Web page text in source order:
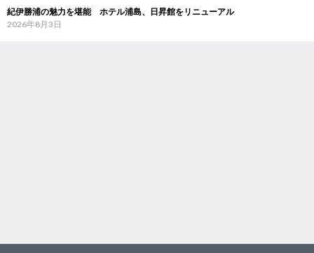
紀伊勝浦の魅力を堪能 ホテル浦島、日昇館をリニューアル
2026年8月3日